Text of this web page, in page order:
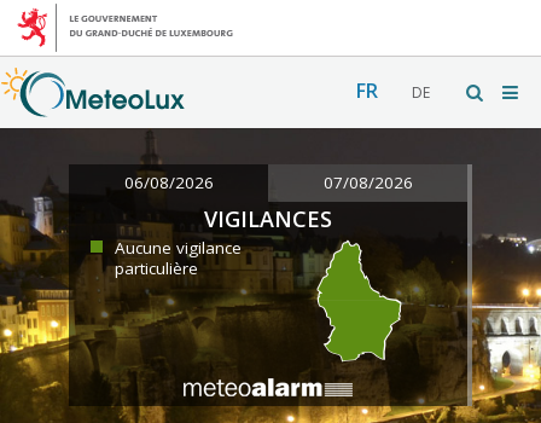
FR DE
06/08/2026 07/08/2026
VIGILANCES
Aucune vigilance
particulière